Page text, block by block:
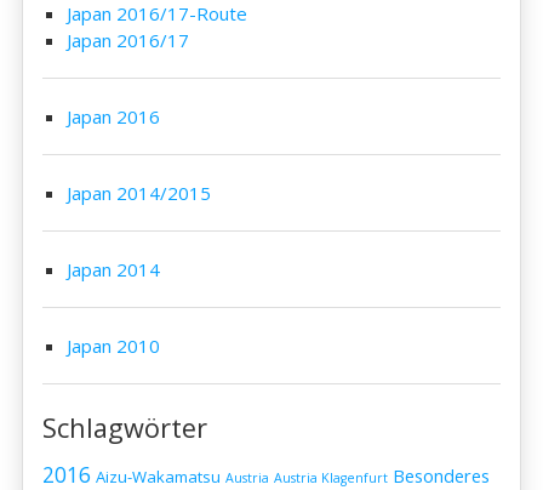
Japan 2016/17-Route
Japan 2016/17
Japan 2016
Japan 2014/2015
Japan 2014
Japan 2010
Schlagwörter
2016 Aizu-Wakamatsu Austria Austria Klagenfurt Besonderes